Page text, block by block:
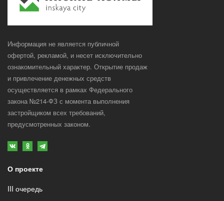
Информация не является публичной
офертой, рекламой, и несет исключительно
ознакомительный характер. Открытие продаж
и привлечение денежных средств
осуществляется в рамках Федерального
закона №214-ФЗ с момента выполнения
застройщиком всех требований,
предусмотренных законом.
О проекте
III очередь